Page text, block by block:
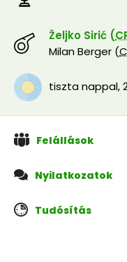
Željko Sirić (
Milan Berger (
tiszta nappal,
Felállások
Nyilatkozatok
Tudósítás